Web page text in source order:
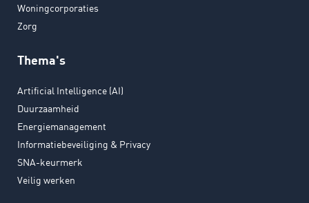
Woningcorporaties
Zorg
Thema's
Artificial Intelligence (AI)
Duurzaamheid
Energiemanagement
Informatiebeveiliging & Privacy
SNA-keurmerk
Veilig werken